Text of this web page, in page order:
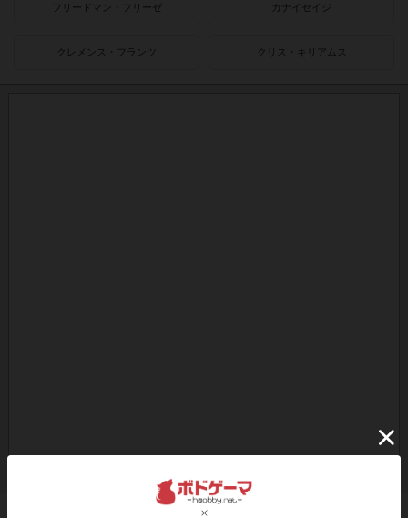
フリードマン・フリーゼ カナイセイジ
クレメンス・フランツ クリス・キリアムス